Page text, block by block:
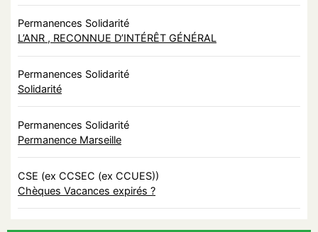
Permanences Solidarité
L’ANR , RECONNUE D’INTÉRÊT GÉNÉRAL
Permanences Solidarité
Solidarité
Permanences Solidarité
Permanence Marseille
CSE (ex CCSEC (ex CCUES))
Chèques Vacances expirés ?